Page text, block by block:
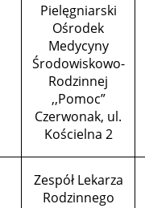
Pielęgniarski
Ośrodek
Medycyny
Środowiskowo-
Rodzinnej
,,Pomoc”
Czerwonak, ul.
Kościelna 2
Zespół Lekarza
Rodzinnego